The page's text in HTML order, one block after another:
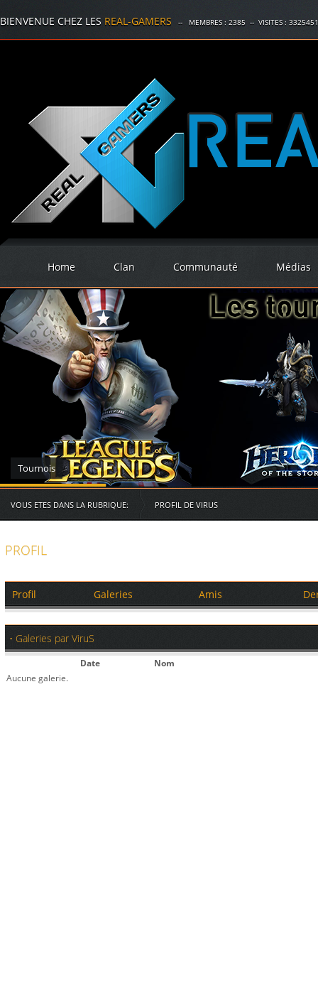
BIENVENUE CHEZ LES REAL-GAMERS -- MEMBRES : 2385 -- VISITES : 3325451
Home Clan Communauté Médias
Serveurs des RG
VOUS ETES DANS LA RUBRIQUE: PROFIL DE VIRUS
PROFIL
Profil Galeries Amis
• Galeries par ViruS
Date
Nom
Aucune galerie.